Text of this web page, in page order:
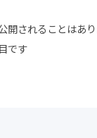
開されることはあり
です